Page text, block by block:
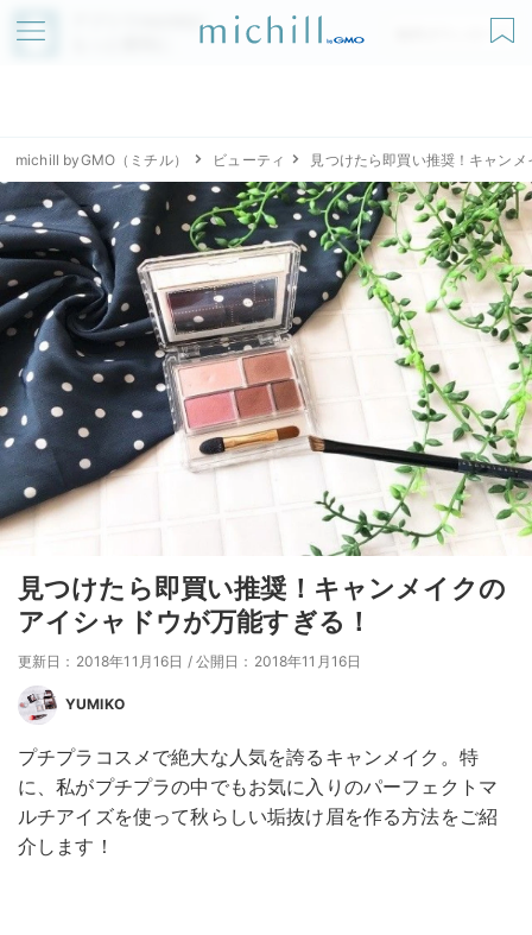
アプリでmichillが
無料ダウンロード
michill byGMO（ミチル） ビューティ 見つけたら即買い推奨！キャン
見つけたら即買い推奨！キャンメイクの
アイシャドウが万能すぎる！
更新日：2018年11月16日 / 公開日：2018年11月16日
YUMIKO
プチプラコスメで絶大な人気を誇るキャンメイク。特
に、私がプチプラの中でもお気に入りのパーフェクトマ
ルチアイズを使って秋らしい垢抜け眉を作る方法をご紹
介します！